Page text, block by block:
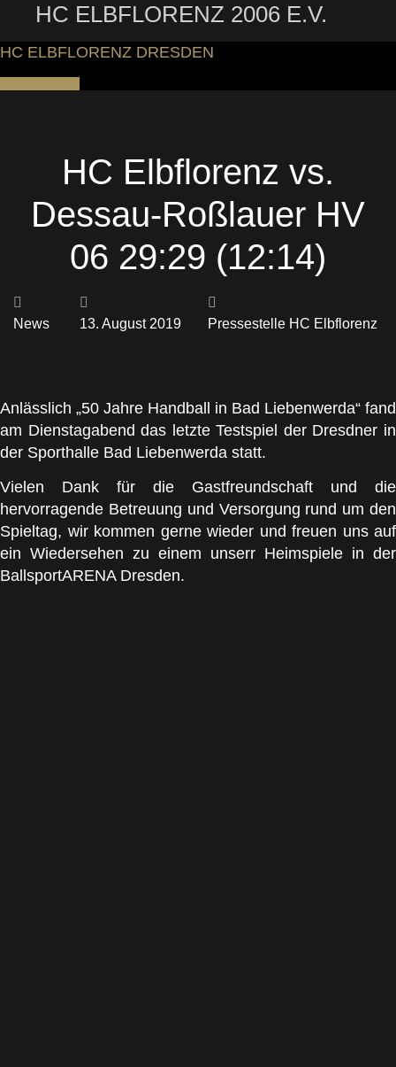
HC ELBFLORENZ 2006 E.V.
HC ELBFLORENZ DRESDEN
HC Elbflorenz vs.
Dessau-Roßlauer HV
06 29:29 (12:14)
News 13. August 2019 Pressestelle HC Elbflorenz
Anlässlich „50 Jahre Handball in Bad Liebenwerda“ fand
am Dienstagabend das letzte Testspiel der Dresdner in
der Sporthalle Bad Liebenwerda statt.
Vielen Dank für die Gastfreundschaft und die
hervorragende Betreuung und Versorgung rund um den
Spieltag, wir kommen gerne wieder und freuen uns auf
ein Wiedersehen zu einem unserr Heimspiele in der
BallsportARENA Dresden.